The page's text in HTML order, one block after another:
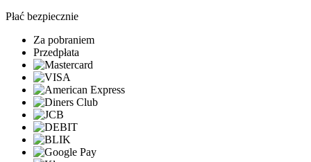
Płać bezpiecznie
Za pobraniem
Przedpłata